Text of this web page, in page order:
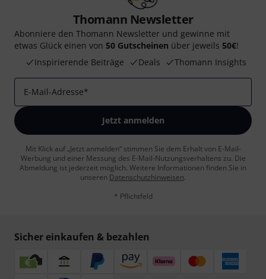
Thomann Newsletter
Abonniere den Thomann Newsletter und gewinne mit
etwas Glück einen von 50 Gutscheinen über jeweils 50€!
Inspirierende Beiträge
Deals Thomann Insights
E-Mail-Adresse*
Jetzt anmelden
Mit Klick auf „Jetzt anmelden“ stimmen Sie dem Erhalt von E-Mail-
Werbung und einer Messung des E-Mail-Nutzungsverhaltens zu. Die
Abmeldung ist jederzeit möglich. Weitere Informationen finden Sie in
unseren Datenschutzhinweisen.
* Pflichtfeld
Sicher einkaufen & bezahlen